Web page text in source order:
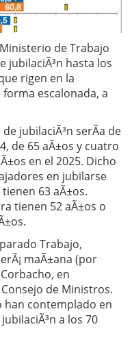
de Trabajo
jubilaciÃ³n hasta los
rigen en la
escalonada, a
jubilaciÃ³n serÃ­a de
de 65 aÃ±os y cuatro
en el 2025. Dicho
en jubilarse
63 aÃ±os.
tienen 52 aÃ±os o
Trabajo,
maÃ±ana (por
en
de Ministros.
han contemplado en
a los 70